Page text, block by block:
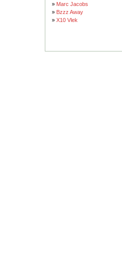
» Marc Jacobs
» Bzzz Away
» X10 Vlek